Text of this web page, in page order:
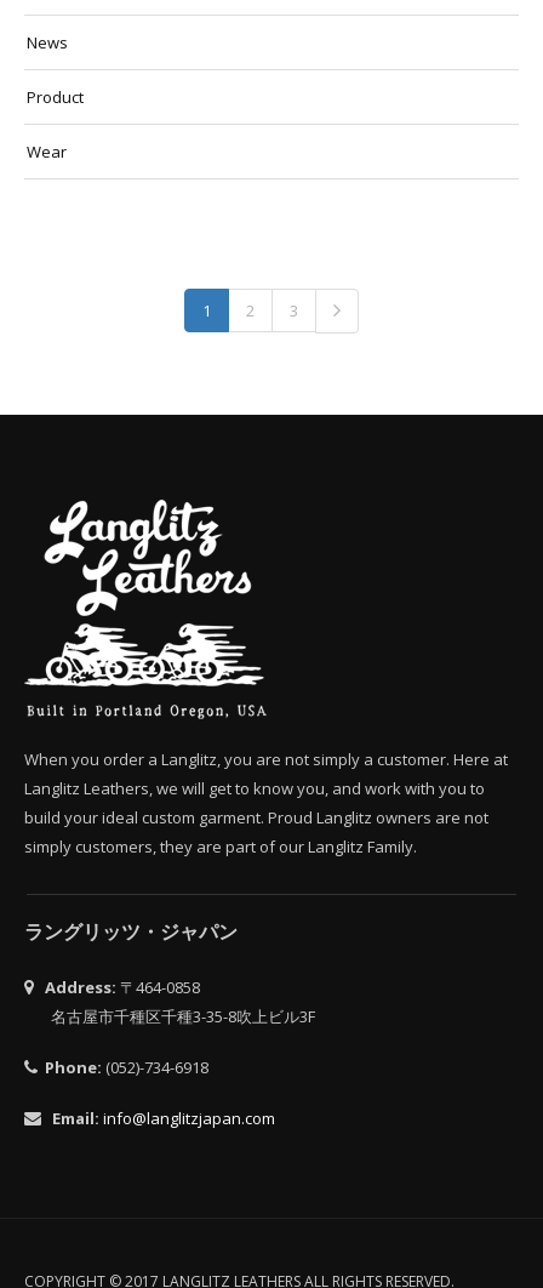
News
Product
Wear
1 2 3
When you order a Langlitz, you are not simply a customer. Here at
Langlitz Leathers, we will get to know you, and work with you to
build your ideal custom garment. Proud Langlitz owners are not
simply customers, they are part of our Langlitz Family.
ラングリッツ・ジャパン
Address: 〒464-0858
名古屋市千種区千種3-35-8吹上ビル3F
Phone: (052)-734-6918
Email: info@langlitzjapan.com
COPYRIGHT © 2017 LANGLITZ LEATHERS ALL RIGHTS RESERVED.